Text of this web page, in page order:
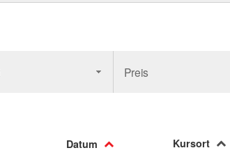
Preis
Datum Kursort